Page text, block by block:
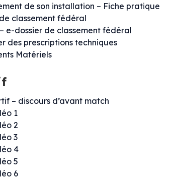
de son installation – Fiche pratique
classement fédéral
e-dossier de classement fédéral
des prescriptions techniques
Matériels
– discours d’avant match
1
2
3
4
5
6